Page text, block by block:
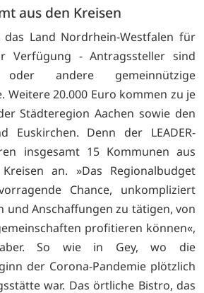
aus den Kreisen
das Land Nordrhein-Westfalen für
Verfügung - Antragssteller sind
andere gemeinnützige
Weitere 20.000 Euro kommen zu je
Städteregion Aachen sowie den
Euskirchen. Denn der LEADER-
insgesamt 15 Kommunen aus
an. »Das Regionalbudget
Chance, unkompliziert
und Anschaffungen zu tätigen, von
profitieren können«,
So wie in Gey, wo die
der Corona-Pandemie plötzlich
war. Das örtliche Bistro, das